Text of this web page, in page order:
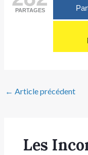
PARTAGES
← Article précédent
Les